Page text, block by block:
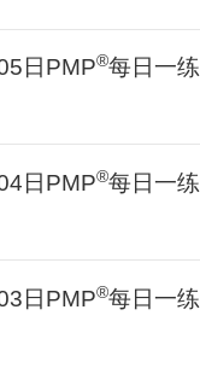
日PMP®每日一练
日PMP®每日一练
日PMP®每日一练